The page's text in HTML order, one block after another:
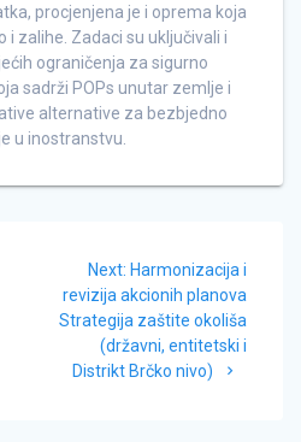
procjenjena je i oprema koja
i zalihe. Zadaci su uključivali i
ograničenja za sigurno
sadrži POPs unutar zemlje i
alternative za bezbjedno
u inostranstvu.
Next: Next
post:
Harmonizacija i
revizija akcionih planova
Strategija zaštite okoliša
(državni, entitetski i
Distrikt Brčko nivo)